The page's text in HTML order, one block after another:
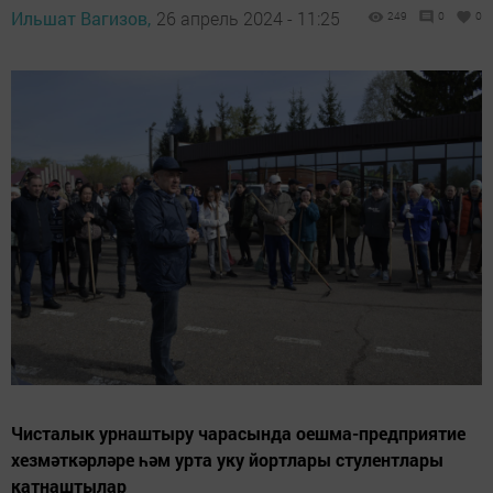
Ильшат Вагизов, 26 апрель 2024 - 11:25 249 0 0
Чисталык урнаштыру чарасында оешма-предприятие
хезмәткәрләре һәм урта уку йортлары стулентлары
катнаштылар